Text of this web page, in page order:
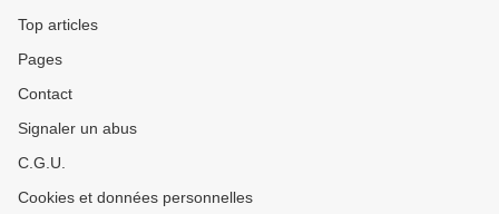
Top articles
Pages
Contact
Signaler un abus
C.G.U.
Cookies et données personnelles